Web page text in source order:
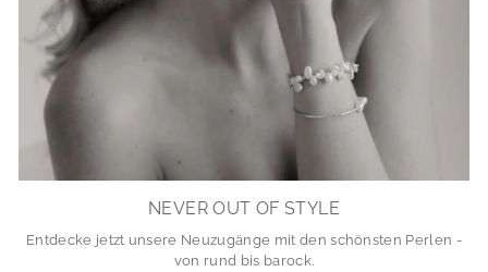
NEVER OUT OF STYLE
Entdecke jetzt unsere Neuzugänge mit den schönsten Perlen -
von rund bis barock.